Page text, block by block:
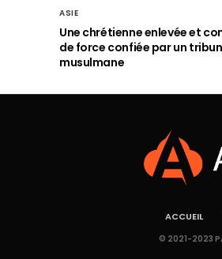
ASIE
Une chrétienne enlevée et
de force confiée par un
musulmane
ACCUEIL
© 2021-2023